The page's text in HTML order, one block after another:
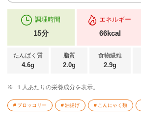
調理時間
15分
エネルギー
66kcal
たんぱく質
4.6g
脂質
2.0g
食物繊維
2.9g
※ １人あたりの栄養成分を表示。
ブロッコリー 油揚げ こんにゃく類